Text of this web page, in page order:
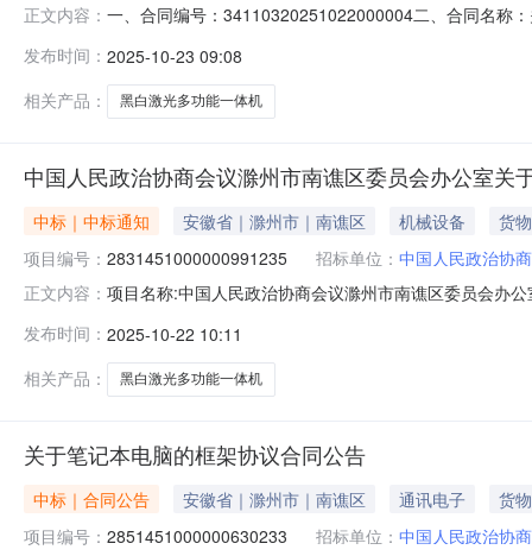
正文内容： 一、合同编号：34110320251022000004二、合同名称
商（乙方）：滁州商睿电子科技有限公司地址：安徽省
发布时间： 2025-10-23 09:08
相关产品：
黑白激光多功能一体机
中国人民政治协商会议滁州市南谯区委员会办公室
中标｜中标通知 安徽省｜滁州市｜南谯区 机械设备
货物
项目编号： 2831451000000991235 招标单位： 中国人民政治协
正文内容： 项目名称:中国人民政治协商会议滁州市南谯区委员会办
目联系人:ah1103102001采购计划信息:二、采购单位信
发布时间： 2025-10-22 10:11
相关产品：
黑白激光多功能一体机
关于笔记本电脑的框架协议合同公告
中标｜合同公告 安徽省｜滁州市｜南谯区 通讯电子
货物
项目编号： 2851451000000630233 招标单位： 中国人民政治协